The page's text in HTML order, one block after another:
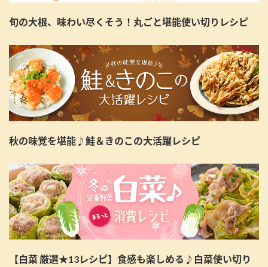
旬の大根、味わい尽くそう！丸ごと堪能使い切りレシピ
秋の味覚を堪能♪鮭＆きのこの大活躍レシピ
【白菜 厳選★13レシピ】食感も楽しめる♪白菜使い切り